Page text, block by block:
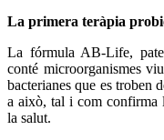
La primera teràpia
La fórmula AB-Life,
conté microorganismes
bacterianes que es troben
a això, tal i com confirma
la salut.